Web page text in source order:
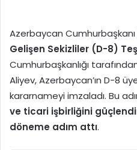
Azerbaycan
Gelişen Sekizliler (D-8)
Cumhurbaşkanlığı
Aliyev, Azerbaycan’ın D-8
kararnameyi imzaladı. Bu
ve ticari işbirliğini
döneme adım attı.